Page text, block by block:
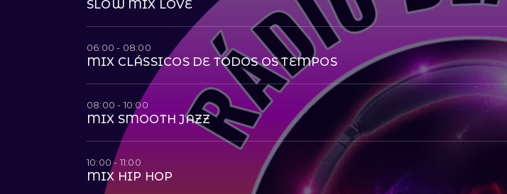
SLOW MIX LOVE
06:00 - 08:00
MIX CLÁSSICOS DE TODOS OS TEMPOS
08:00 - 10:00
MIX SMOOTH JAZZ
10:00 - 11:00
MIX HIP HOP